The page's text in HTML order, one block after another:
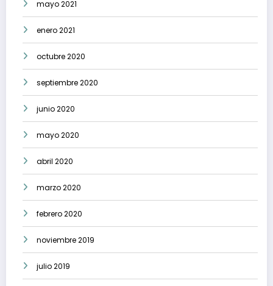
mayo 2021
enero 2021
octubre 2020
septiembre 2020
junio 2020
mayo 2020
abril 2020
marzo 2020
febrero 2020
noviembre 2019
julio 2019